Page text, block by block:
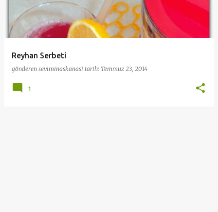
Reyhan Serbeti
gönderen seviminaskanasi tarih: Temmuz 23, 2014
1